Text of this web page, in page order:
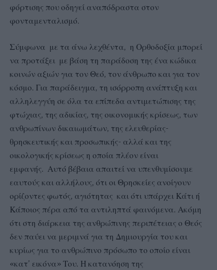
φόρτισης που οδηγεί αναπόδραστα στον
φονταμενταλισμό.
Σύμφωνα με τα άνω λεχθέντα, η Ορθοδοξία μπορεί
να προτάξει με βάση τη παράδοση της ένα κώδικα
κοινών αξιών για τον Θεό, τον άνθρωπο και για τον
κόσμο. Για παράδειγμα, τη ισόρροπη ανάπτυξη και
αλληλεγγύη σε όλα τα επίπεδα αντιμετώπισης της
φτώχιας, της αδικίας, της οικονομικής κρίσεως, των
ανθρωπίνων δικαιωμάτων, της ελευθερίας-
θρησκευτικής και προσωπικής- αλλά και της
οικολογικής κρίσεως η οποία πλέον είναι
εμφανής. Αυτό βέβαια απαιτεί να υπενθυμίσουμε
εαυτούς και αλλήλους, ότι οι Θρησκείες ανοίγουν
ορίζοντες φωτός, αγιότητας και ότι υπάρχει Κάτι ή
Κάποιος πέρα από τα αντιληπτά φαινόμενα. Ακόμη
ότι στη διάρκεια της ανθρώπινης περιπέτειας ο Θεός
δεν παύει να μεριμνά για τη Δημιουργία του και
κυρίως για το ανθρώπινο πρόσωπο το οποίο είναι
«κατ’ εικόνα» Του. Η κατανόηση της